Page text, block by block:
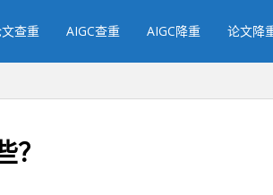
查重 AIGC查重 AIGC降重 论文降
？